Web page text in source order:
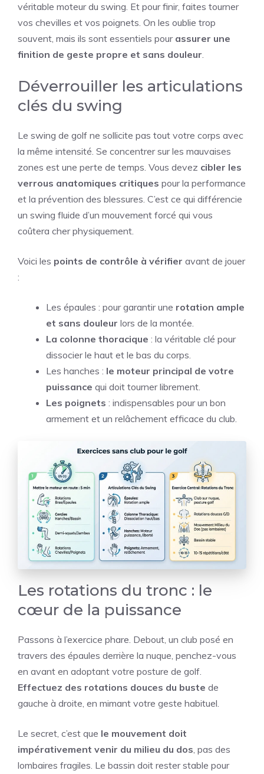
véritable moteur du swing. Et pour finir, faites tourner
vos chevilles et vos poignets. On les oublie trop
souvent, mais ils sont essentiels pour assurer une
finition de geste propre et sans douleur.
Déverrouiller les articulations
clés du swing
Le swing de golf ne sollicite pas tout votre corps avec
la même intensité. Se concentrer sur les mauvaises
zones est une perte de temps. Vous devez cibler les
verrous anatomiques critiques pour la performance
et la prévention des blessures. C’est ce qui différencie
un swing fluide d’un mouvement forcé qui vous
coûtera cher physiquement.
Voici les points de contrôle à vérifier avant de jouer
:
Les épaules : pour garantir une rotation ample
et sans douleur lors de la montée.
La colonne thoracique : la véritable clé pour
dissocier le haut et le bas du corps.
Les hanches : le moteur principal de votre
puissance qui doit tourner librement.
Les poignets : indispensables pour un bon
armement et un relâchement efficace du club.
Les rotations du tronc : le
cœur de la puissance
Passons à l’exercice phare. Debout, un club posé en
travers des épaules derrière la nuque, penchez-vous
en avant en adoptant votre posture de golf.
Effectuez des rotations douces du buste de
gauche à droite, en mimant votre geste habituel.
Le secret, c’est que le mouvement doit
impérativement venir du milieu du dos , pas des
lombaires fragiles. Le bassin doit rester stable pour